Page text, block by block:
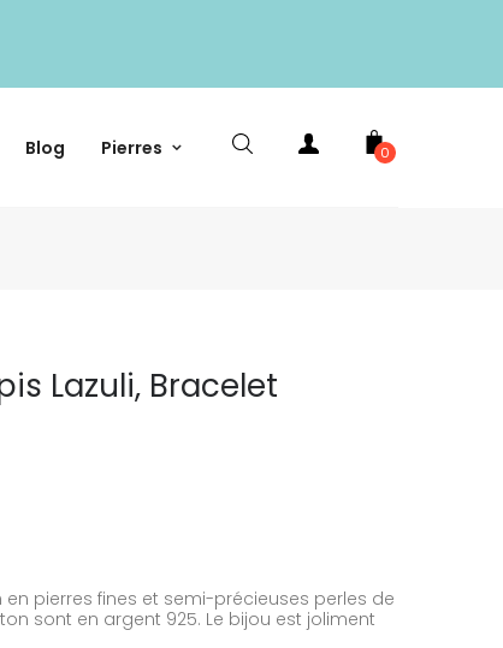
Blog Pierres 0
Lazuli, Bracelet
en pierres fines et semi-précieuses perles de
sont en argent 925. Le bijou est joliment